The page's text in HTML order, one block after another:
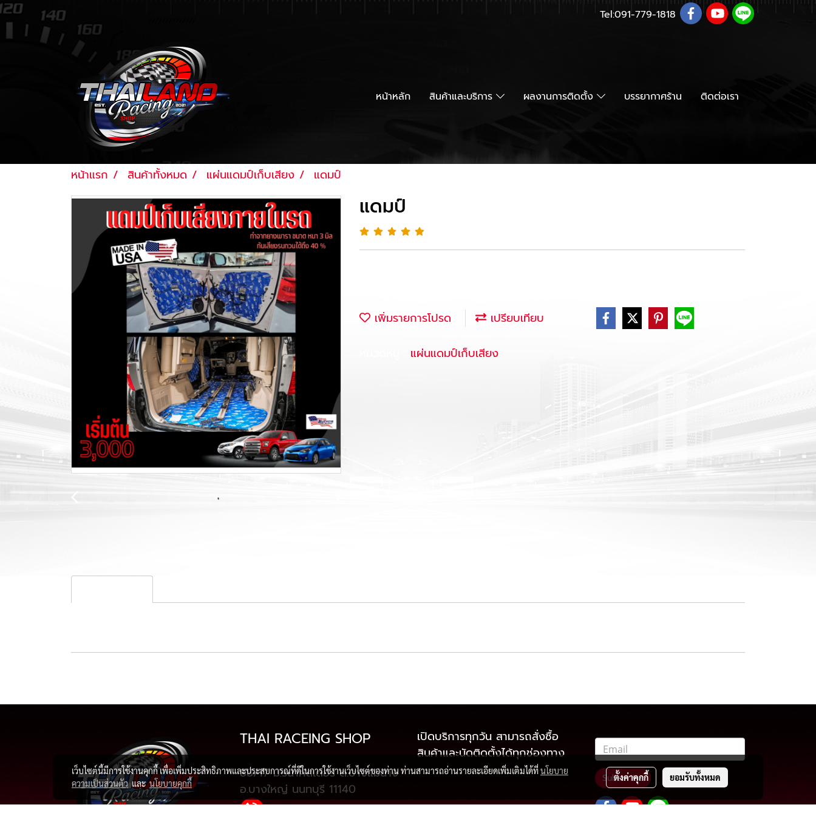
Tel:091-779-1818
หน้าหลัก สินค้าและบริการ ผลงานการติดตั้ง บรรยากาศร้าน ติดต่อเรา
หน้าแรก สินค้าทั้งหมด แผ่นแดมป์เก็บเสียง แดมป์
แดมป์
เพิ่มรายการโปรด เปรียบเทียบ
แผ่นแดมป์เก็บเสียง
THAI RACEING SHOP
88/17 ม.รนาคัสเตอร์ ต.บางแม่นาง
อ.บางใหญ่ นนทบุรี 11140
097-2826818,
เปิดบริการทุกวัน สามารถสั่งซื้อ
สินค้าและนัดติดตั้งได้ทุกช่องทาง
Subscribe
เว็บไซต์นี้มีการใช้งานคุกกี้ เพื่อเพิ่มประสิทธิภาพและประสบการณ์ที่ดีในการใช้งานเว็บไซต์ของท่าน ท่านสามารถอ่านรายละเอียดเพิ่มเติมได้ที่นโยบาย
ความเป็นส่วนตัวและนโยบายคุกกี้
ตั้งค่าคุกกี้ ยอมรับทั้งหมด